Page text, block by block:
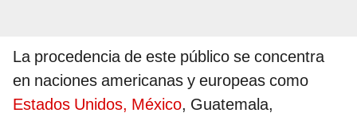
La procedencia de este público se concentra
en naciones americanas y europeas como
Estados Unidos, México, Guatemala,